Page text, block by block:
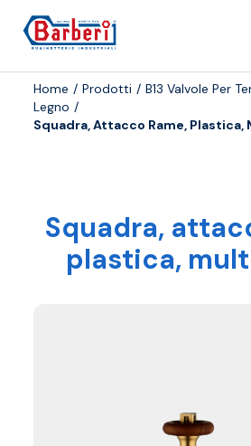
Home Prodotti
B13 Valvole Per
Legno
Squadra, Attacco Rame,
Squadra,
plastica,